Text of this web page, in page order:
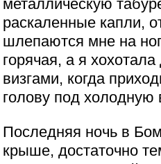
металлическую
раскаленные капли,
шлепаются мне на
горячая, а я
визгами, когда
голову под холодную
Последняя ночь в
крыше, достаточно